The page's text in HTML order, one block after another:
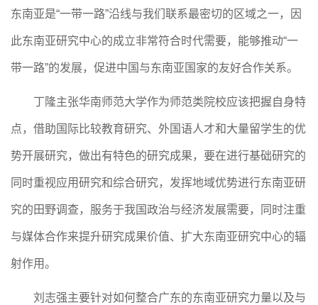
东南亚是“一带一路”沿线与我们联系最密切的区域之一，因
此东南亚研究中心的成立非常符合时代需要，能够推动“一
带一路”的发展，促进中国与东南亚国家的友好合作关系。
丁隆主张华南师范大学作为师范类院校应该把握自身特
点，借助国际比较教育研究、外国语人才和大量留学生的优
势开展研究，做出有特色的研究成果，要在进行基础研究的
同时重视应用研究和综合研究，发挥地域优势进行东南亚研
究的田野调查，服务于我国政治与经济发展需要，同时注重
与媒体合作来提升研究成果价值、扩大东南亚研究中心的辐
射作用。
刘志强主要针对如何整合广东的东南亚研究力量以及与